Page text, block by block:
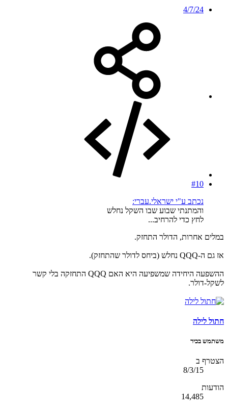
4/7/24
#10
נכתב ע"י ישראלי.עברי:
והמתנתי שבוע שבו השקל נחלש
לחץ כדי להרחיב...
במלים אחרות, הדולר התחזק.
אז גם ה-QQQ נחלש (ביחס לדולר שהתחזק).
ההשפעה היחידה שמשפיעה היא האם QQQ התחזקה בלי קשר
לשקל-דולר.
חתול לילה
משתמש בכיר
הצטרף ב
8/3/15
הודעות
14,485